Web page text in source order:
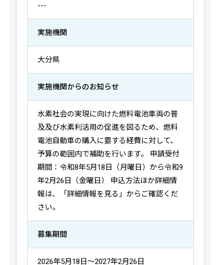
---
実施機関
大分県
実施機関からのお知らせ
水素社会の実現に向けた燃料電池車両の普
及及び水素利活用の促進を図るため、燃料
電池自動車の購入に要する経費に対して、
予算の範囲内で補助を行います。 申請受付
期間：令和8年5月18日（月曜日）から令和9
年2月26日（金曜日） 申込方法ほか詳細情
報は、「詳細情報を見る」からご確認くだ
さい。
募集期間
2026年5月18日～2027年2月26日